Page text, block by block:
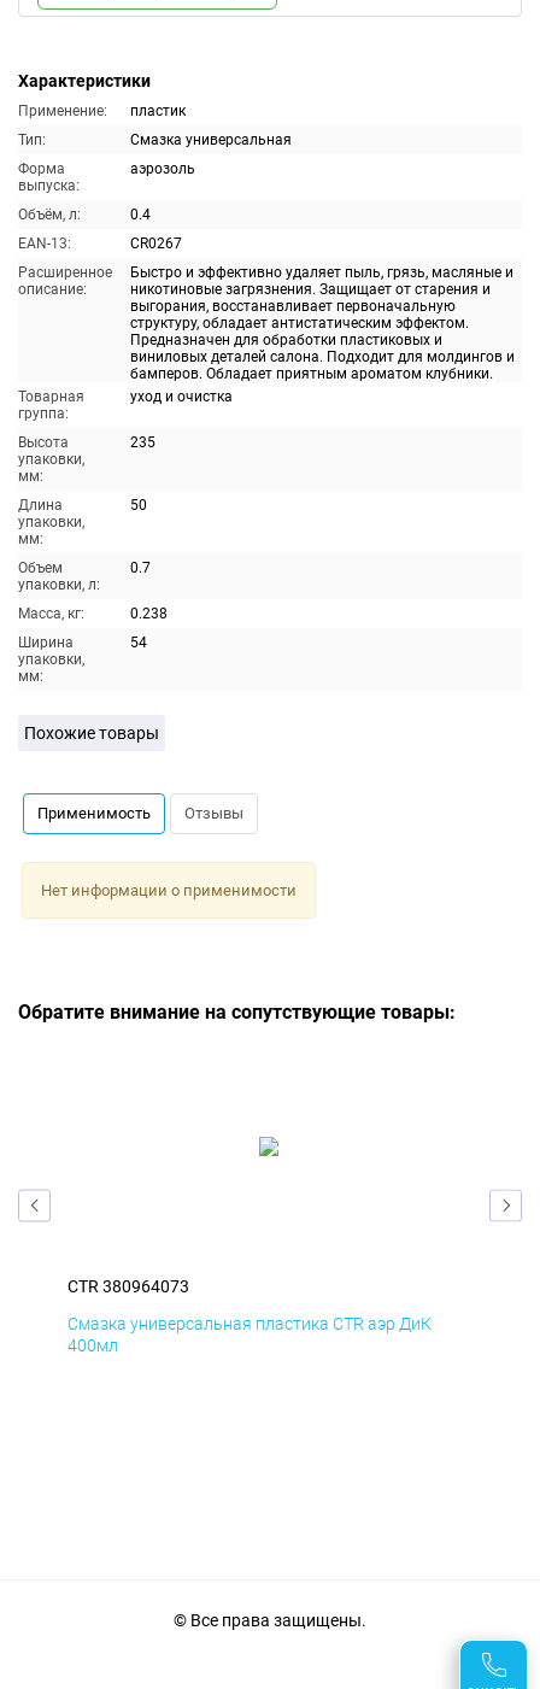
Характеристики
Применение:
пластик
Тип:
Смазка универсальная
Форма
выпуска:
аэрозоль
Объём, л:
0.4
EAN-13:
CR0267
Расширенное
описание:
Быстро и эффективно удаляет пыль, грязь, масляные и
никотиновые загрязнения. Защищает от старения и
выгорания, восстанавливает первоначальную
структуру, обладает антистатическим эффектом.
Предназначен для обработки пластиковых и
виниловых деталей салона. Подходит для молдингов и
бамперов. Обладает приятным ароматом клубники.
Товарная
группа:
уход и очистка
Высота
упаковки,
мм:
235
Длина
упаковки,
мм:
50
Объем
упаковки, л:
0.7
Масса, кг:
0.238
Ширина
упаковки,
мм:
54
Похожие товары
Применимость Отзывы
Нет информации о применимости
Обратите внимание на сопутствующие товары:
CTR 380964073
Смазка универсальная пластика CTR аэр ДиК
400мл
© Все права защищены.